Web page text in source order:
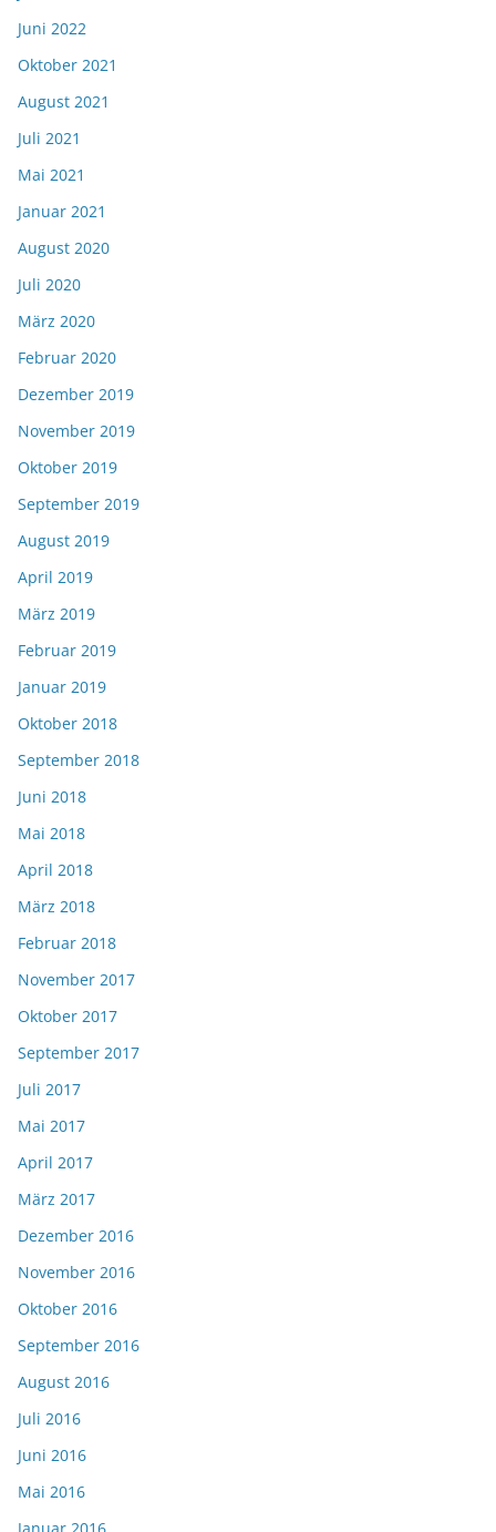
Juni 2022
Oktober 2021
August 2021
Juli 2021
Mai 2021
Januar 2021
August 2020
Juli 2020
März 2020
Februar 2020
Dezember 2019
November 2019
Oktober 2019
September 2019
August 2019
April 2019
März 2019
Februar 2019
Januar 2019
Oktober 2018
September 2018
Juni 2018
Mai 2018
April 2018
März 2018
Februar 2018
November 2017
Oktober 2017
September 2017
Juli 2017
Mai 2017
April 2017
März 2017
Dezember 2016
November 2016
Oktober 2016
September 2016
August 2016
Juli 2016
Juni 2016
Mai 2016